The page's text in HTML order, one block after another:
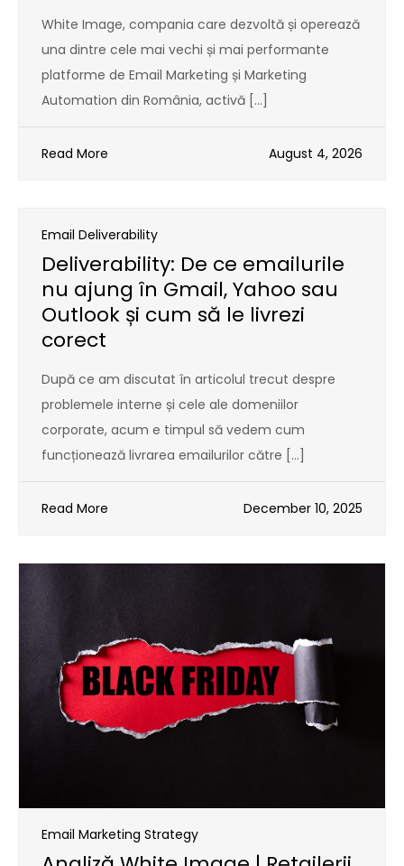
White Image, compania care dezvoltă și operează
una dintre cele mai vechi și mai performante
platforme de Email Marketing și Marketing
Automation din România, activă […]
Read More August 4, 2026
Email Deliverability
Deliverability: De ce emailurile
nu ajung în Gmail, Yahoo sau
Outlook și cum să le livrezi
corect
După ce am discutat în articolul trecut despre
problemele interne și cele ale domeniilor
corporate, acum e timpul să vedem cum
funcționează livrarea emailurilor către […]
Read More December 10, 2025
Email Marketing Strategy